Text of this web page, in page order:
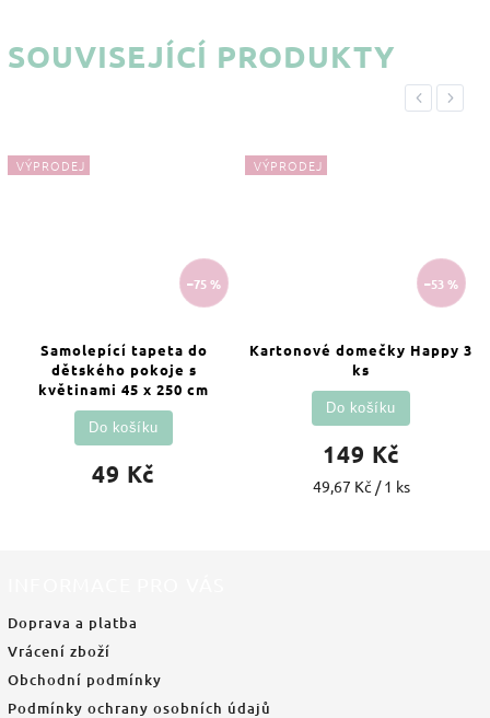
SOUVISEJÍCÍ PRODUKTY
Previous
VÝPRODEJ
–75 %
Samolepící tapeta do
dětského pokoje s
květinami 45 x 250 cm
49 Kč
Do košíku
VÝPRODEJ
–53 %
Kartonové domečky Happy 3
ks
149 Kč
49,67 Kč / 1 ks
Do košíku
Next
Doprava a platba
Vrácení zboží
Obchodní podmínky
Podmínky ochrany osobních údajů